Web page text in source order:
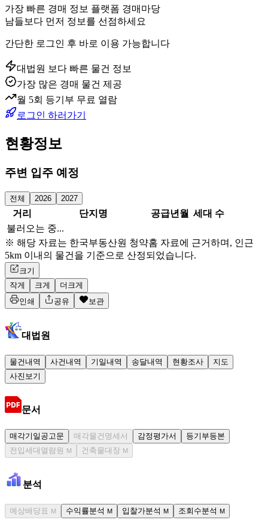
가장 빠른 경매 정보 플랫폼 경매마당
남들보다 먼저 정보를 선점하세요
간단한 로그인 후 바로 이용 가능합니다
대법원 보다 빠른 물건 정보
가장 많은 경매 물건 제공
월 5회 등기부 무료 열람
로그인 하러가기
현황정보
주변 입주 예정
전체 2026 2027
거리 단지명 공급년월 세대 수
불러오는 중...
※ 해당 자료는 한국부동산원 청약홈 자료에 근거하며, 인근
5km 이내의 물건을 기준으로 산정되었습니다.
크기
작게
크게
더크게
인쇄
공유 보관
대법원
물건내역 사건내역 기일내역 송달내역 현황조사
지도
사진보기
문서
매각기일공고문 매각물건명세서 감정평가서
등기부등본
전입세대열람원
M 건축물대장 M
분석
예상배당표 M 수익률분석 M 입찰가분석 M 조회수분석 M